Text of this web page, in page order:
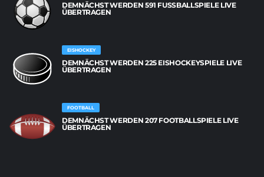
DEMNÄCHST WERDEN 591 FUSSBALLSPIELE LIVE Ü
BERTRAGEN
EISHOCKEY
DEMNÄCHST WERDEN 225 EISHOCKEYSPIELE LIVE
ÜBERTRAGEN
FOOTBALL
DEMNÄCHST WERDEN 207 FOOTBALLSPIELE LIVE
ÜBERTRAGEN